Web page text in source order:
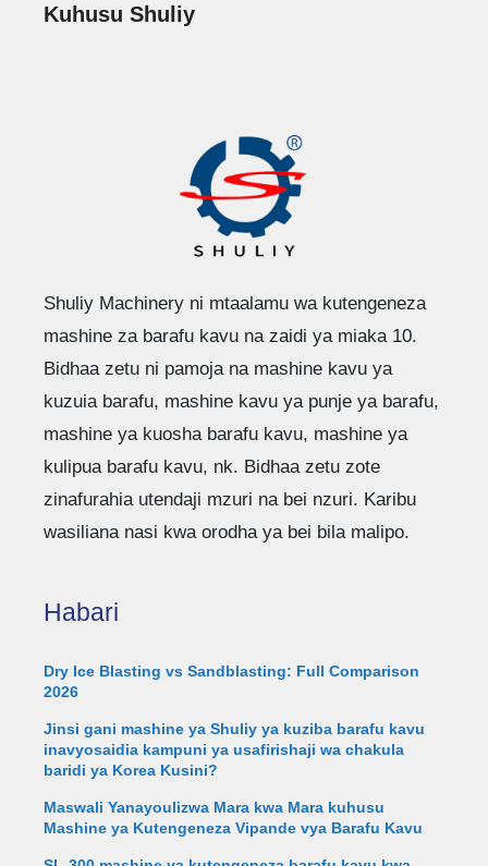
Kuhusu Shuliy
Shuliy Machinery ni mtaalamu wa kutengeneza
mashine za barafu kavu na zaidi ya miaka 10.
Bidhaa zetu ni pamoja na mashine kavu ya
kuzuia barafu, mashine kavu ya punje ya barafu,
mashine ya kuosha barafu kavu, mashine ya
kulipua barafu kavu, nk. Bidhaa zetu zote
zinafurahia utendaji mzuri na bei nzuri. Karibu
wasiliana nasi kwa orodha ya bei bila malipo.
Habari
Dry Ice Blasting vs Sandblasting: Full Comparison
2026
Jinsi gani mashine ya Shuliy ya kuziba barafu kavu
inavyosaidia kampuni ya usafirishaji wa chakula
baridi ya Korea Kusini?
Maswali Yanayoulizwa Mara kwa Mara kuhusu
Mashine ya Kutengeneza Vipande vya Barafu Kavu